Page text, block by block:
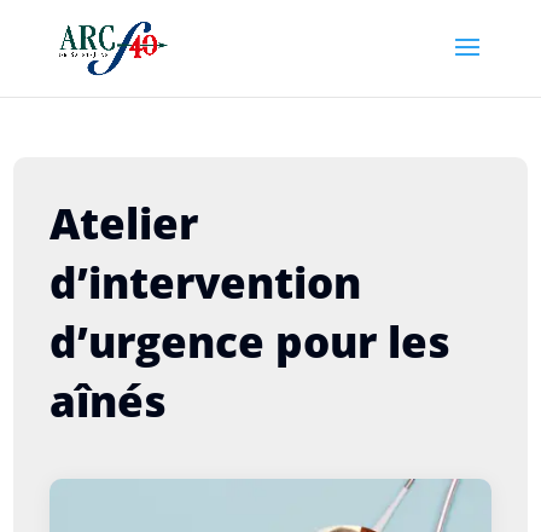
Atelier
d’intervention
d’urgence pour les
aînés